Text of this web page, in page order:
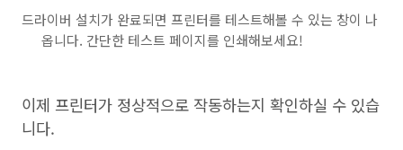
드라이버 설치가 완료되면 프린터를 테스트해볼 수 있는 창이 나
옵니다. 간단한 테스트 페이지를 인쇄해보세요!
이제 프린터가 정상적으로 작동하는지 확인하실 수 있습
니다.